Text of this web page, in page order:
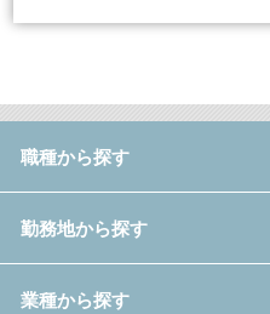
職種から探す
勤務地から探す
業種から探す